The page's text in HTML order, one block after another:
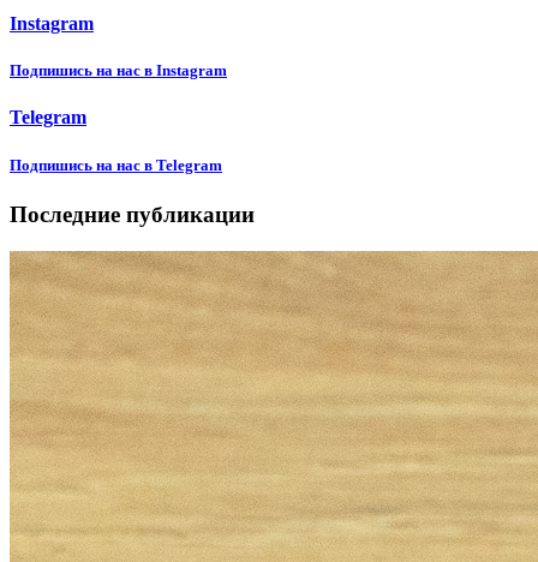
Instagram
Подпишиcь на нас в Instagram
Telegram
Подпишиcь на нас в Telegram
Последние публикации